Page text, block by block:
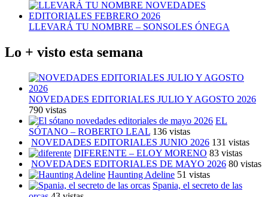
LLEVARÁ TU NOMBRE – SONSOLES ÓNEGA
Lo + visto esta semana
NOVEDADES EDITORIALES JULIO Y AGOSTO 2026
790 vistas
EL
SÓTANO – ROBERTO LEAL 136 vistas
NOVEDADES EDITORIALES JUNIO 2026 131 vistas
DIFERENTE – ELOY MORENO 83 vistas
NOVEDADES EDITORIALES DE MAYO 2026 80 vistas
Haunting Adeline 51 vistas
Spania, el secreto de las